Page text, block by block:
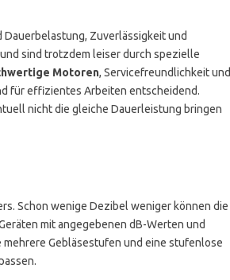
Dauerbelastung, Zuverlässigkeit und
sind trotzdem leiser durch spezielle
Motoren, Servicefreundlichkeit und
für effizientes Arbeiten entscheidend.
nicht die gleiche Dauerleistung bringen
Schon wenige Dezibel weniger können die
mit angegebenen dB-Werten und
mehrere Gebläsestufen und eine stufenlose